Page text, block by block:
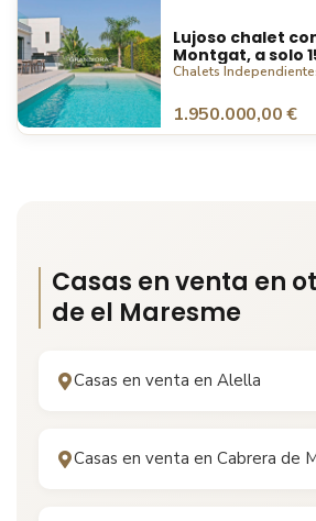
Lujoso chalet
Montgat, a solo
Barcelona
Chalets
1.950.000,00 €
Casas en venta en
de el Maresme
Casas en venta en Alella
Casas en venta en Cabrera de